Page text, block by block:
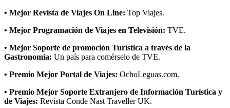
• Mejor Revista de Viajes On Line: Top Viajes.
• Mejor Programación de Viajes en Televisión: TVE.
• Mejor Soporte de promoción Turística a través de la
Gastronomía: Un país para comérselo de TVE.
• Premio Mejor Portal de Viajes: OchoLeguas.com.
• Premio Mejor Soporte Extranjero de Información Turística y
de Viajes: Revista Conde Nast Traveller UK.